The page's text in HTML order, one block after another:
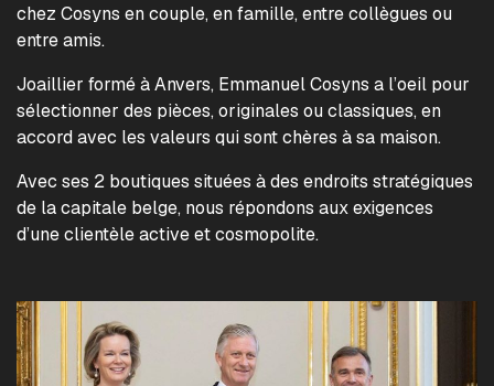
chez Cosyns en couple, en famille, entre collègues ou
entre amis.
Joaillier formé à Anvers, Emmanuel Cosyns a l’oeil pour
sélectionner des pièces, originales ou classiques, en
accord avec les valeurs qui sont chères à sa maison.
Avec ses 2 boutiques situées à des endroits stratégiques
de la capitale belge, nous répondons aux exigences
d’une clientèle active et cosmopolite.